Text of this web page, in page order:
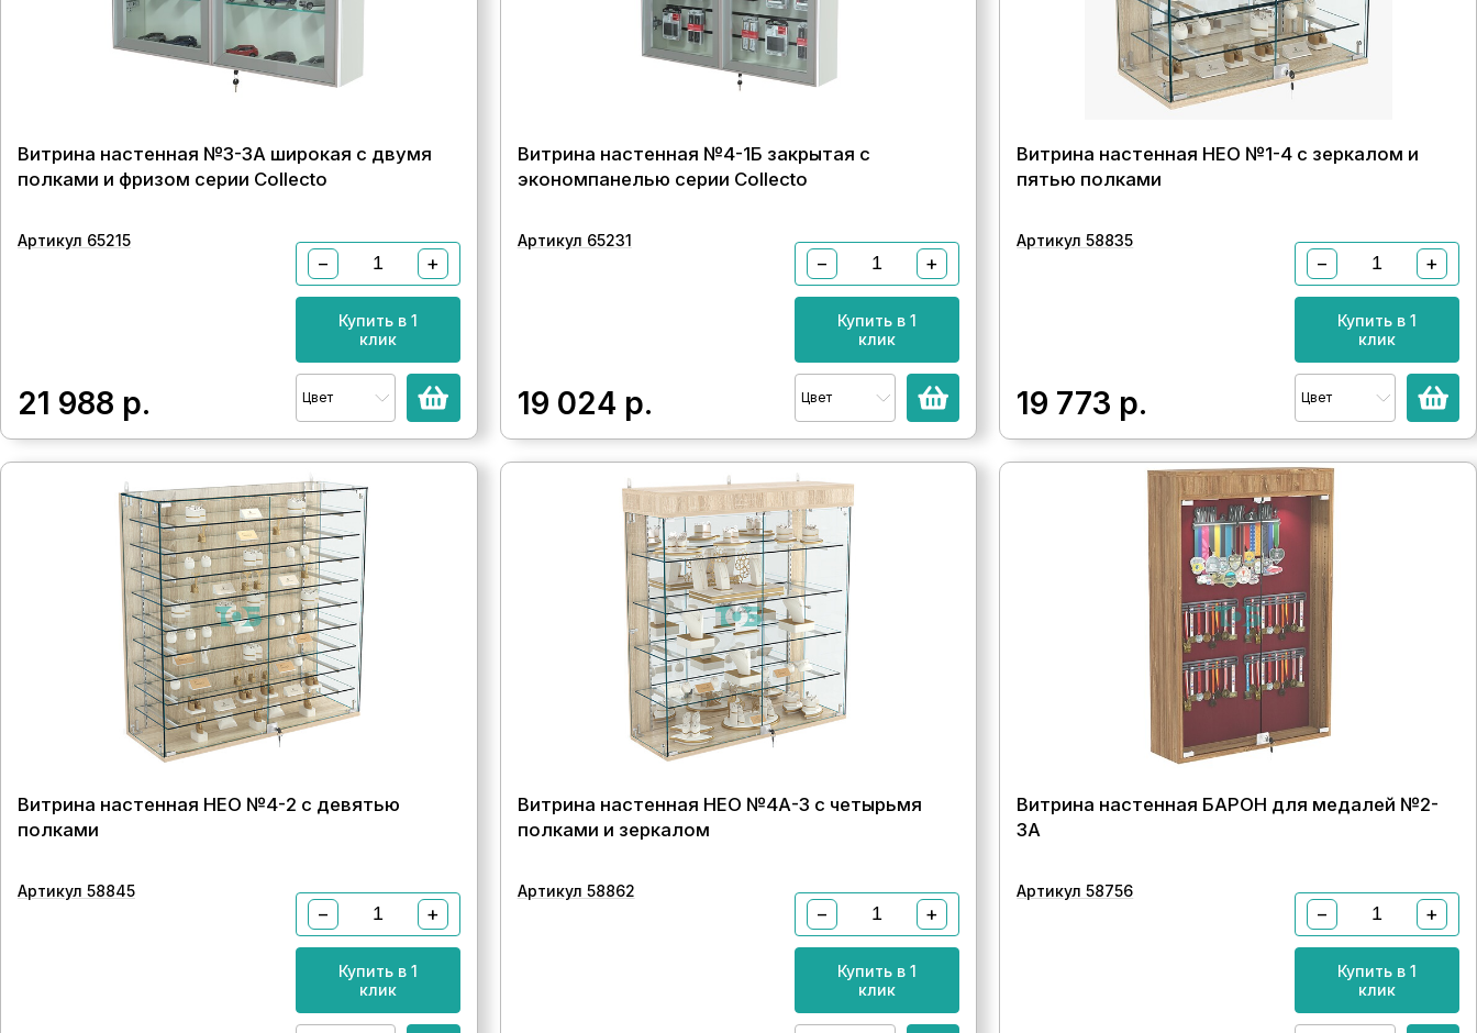
Витрина настенная №3-3А широкая с двумя
полками и фризом серии Collecto
Артикул 65215
21 988 р.
− +
Купить в 1
клик
Цвет
Витрина настенная №4-1Б закрытая с
экономпанелью серии Collecto
Артикул 65231
19 024 р.
− +
Купить в 1
клик
Цвет
Витрина настенная НЕО №1-4 с зеркалом и
пятью полками
Артикул 58835
19 773 р.
− +
Купить в 1
клик
Цвет
Витрина настенная НЕО №4-2 с девятью
полками
Артикул 58845
− +
Купить в 1
клик
Витрина настенная НЕО №4А-3 с четырьмя
полками и зеркалом
Артикул 58862
− +
Купить в 1
клик
Витрина настенная БАРОН для медалей №2-
3А
Артикул 58756
− +
Купить в 1
клик